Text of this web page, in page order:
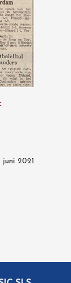
juni 2021